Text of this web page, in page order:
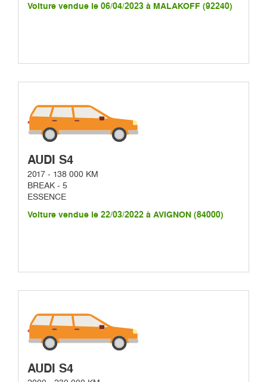
Voiture vendue le 06/04/2023 à MALAKOFF (92240)
AUDI S4
2017 - 138 000 KM
BREAK - 5
ESSENCE
Voiture vendue le 22/03/2022 à AVIGNON (84000)
AUDI S4